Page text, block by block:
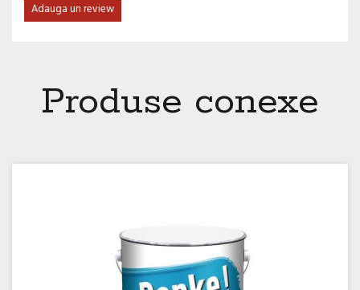
Adauga un review
Produse conexe